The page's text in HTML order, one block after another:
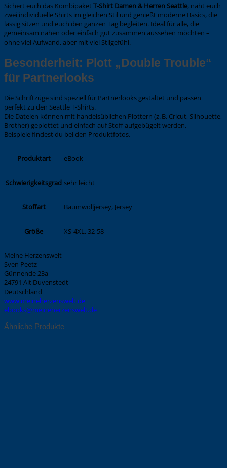
Sichert euch das KombipaketT-Shirt Damen & Herren Seattle, näht euch
zwei individuelle Shirts im gleichen Stil und genießt moderne Basics, die
lässig sitzen und euch den ganzen Tag begleiten. Ideal für alle, die
gemeinsam nähen oder einfach gut zusammen aussehen möchten –
ohne viel Aufwand, aber mit viel Stilgefühl.
Besonderheit: Plott „Double Trouble“
für Partnerlooks
Die Schriftzüge sind speziell für Partnerlooks gestaltet und passen
perfekt zu den Seattle T-Shirts.
Die Dateien können mit handelsüblichen Plottern (z. B. Cricut, Silhouette,
Brother) geplottet und einfach auf Stoff aufgebügelt werden.
Beispiele findest du bei den Produktfotos.
Produktart eBook
Schwierigkeitsgrad sehr leicht
Stoffart Baumwolljersey, Jersey
Größe XS-4XL, 32-58
Meine Herzenswelt
Sven Peetz
Günnende 23a
24791 Alt Duvenstedt
Deutschland
www.meineherzenswelt.de
ebooks@meineherzenswelt.de
Ähnliche Produkte